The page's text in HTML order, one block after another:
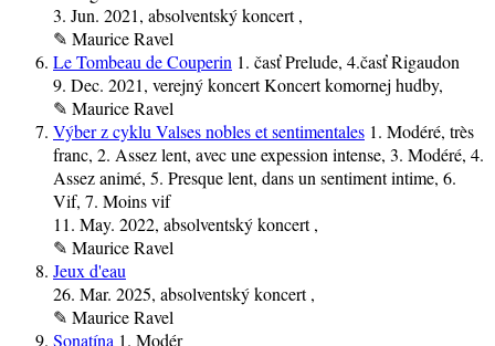
3. Jun. 2021, absolventský koncert ,
✎ Maurice Ravel
Le Tombeau de Couperin 1. časť Prelude, 4.časť Rigaudon
9. Dec. 2021, verejný koncert Koncert komornej hudby,
✎ Maurice Ravel
Výber z cyklu Valses nobles et sentimentales 1. Modéré, très
franc, 2. Assez lent, avec une expession intense, 3. Modéré, 4.
Assez animé, 5. Presque lent, dans un sentiment intime, 6.
Vif, 7. Moins vif
11. May. 2022, absolventský koncert ,
✎ Maurice Ravel
Jeux d'eau
26. Mar. 2025, absolventský koncert ,
✎ Maurice Ravel
Sonatína 1. Modér